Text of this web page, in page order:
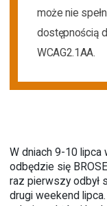
może nie
dostępnością
WCAG2.1AA.
W dniach 9-10 lipca
odbędzie się
raz pierwszy odbył
drugi weekend